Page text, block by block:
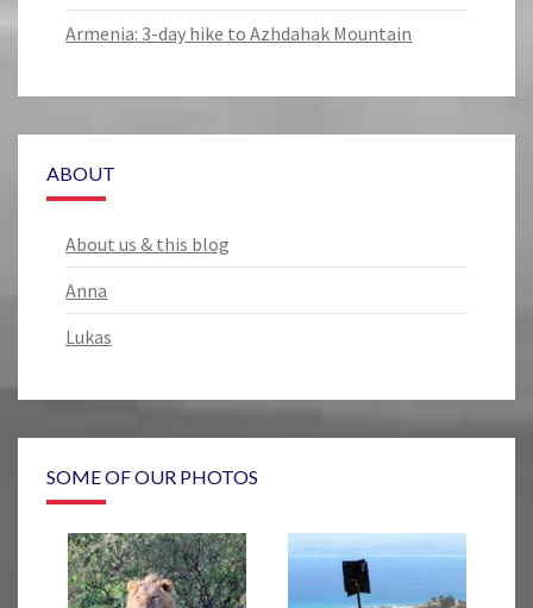
Armenia: 3-day hike to Azhdahak Mountain
ABOUT
About us & this blog
Anna
Lukas
SOME OF OUR PHOTOS